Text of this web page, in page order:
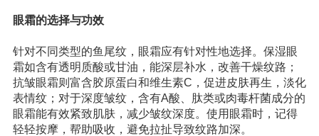
眼霜的选择与功效
针对不同类型的鱼尾纹，眼霜应有针对性地选择。保湿眼
霜如含有透明质酸或甘油，能深层补水，改善干燥纹路；
抗皱眼霜则富含胶原蛋白和维生素C，促进皮肤再生，淡化
表情纹；对于深度皱纹，含有A酸、肽类或肉毒杆菌成分的
眼霜能有效紧致肌肤，减少皱纹深度。使用眼霜时，记得
轻轻按摩，帮助吸收，避免拉扯导致纹路加深。